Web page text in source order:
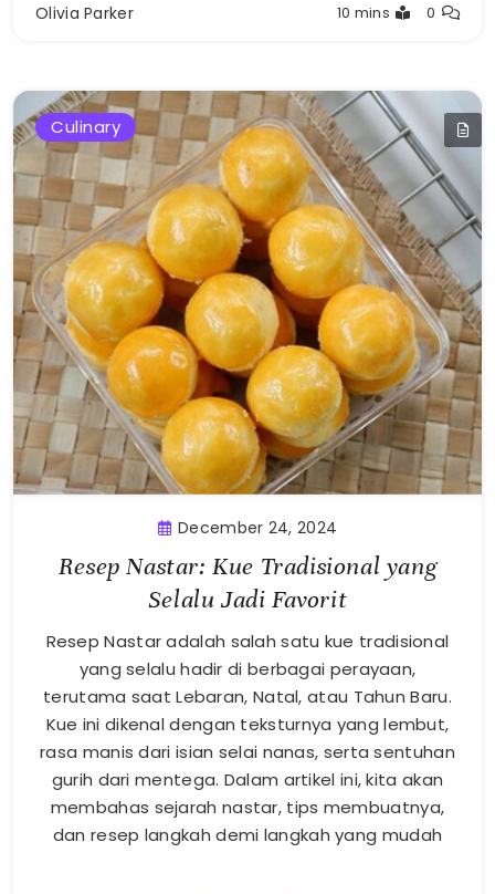
Olivia Parker 10 mins 0
Culinary
December 24, 2024
Resep Nastar: Kue Tradisional yang
Selalu Jadi Favorit
Resep Nastar adalah salah satu kue tradisional
yang selalu hadir di berbagai perayaan,
terutama saat Lebaran, Natal, atau Tahun Baru.
Kue ini dikenal dengan teksturnya yang lembut,
rasa manis dari isian selai nanas, serta sentuhan
gurih dari mentega. Dalam artikel ini, kita akan
membahas sejarah nastar, tips membuatnya,
dan resep langkah demi langkah yang mudah